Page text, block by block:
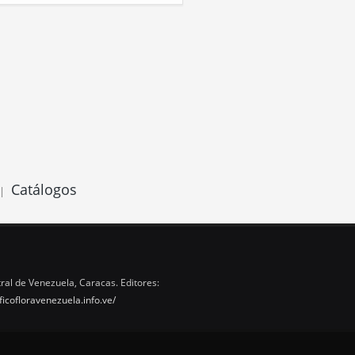
| Catálogos
de Venezuela, Caracas. Editores: